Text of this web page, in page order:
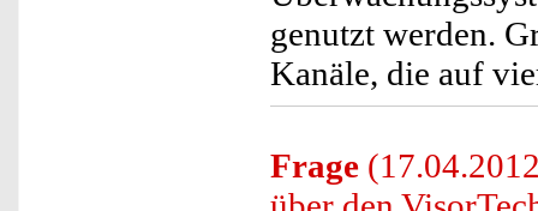
genutzt werden.
Kanäle, die auf
Frage